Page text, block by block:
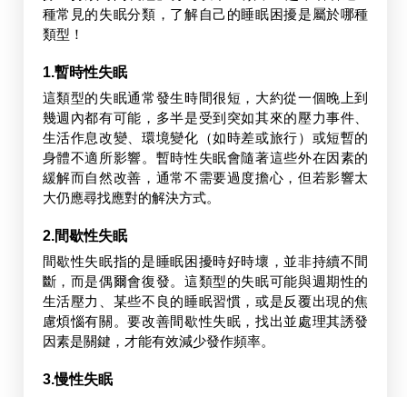
種常見的失眠分類，了解自己的睡眠困擾是屬於哪種
類型！
1.暫時性失眠
這類型的失眠通常發生時間很短，大約從一個晚上到
幾週內都有可能，多半是受到突如其來的壓力事件、
生活作息改變、環境變化（如時差或旅行）或短暫的
身體不適所影響。暫時性失眠會隨著這些外在因素的
緩解而自然改善，通常不需要過度擔心，但若影響太
大仍應尋找應對的解決方式。
2.間歇性失眠
間歇性失眠指的是睡眠困擾時好時壞，並非持續不間
斷，而是偶爾會復發。這類型的失眠可能與週期性的
生活壓力、某些不良的睡眠習慣，或是反覆出現的焦
慮煩惱有關。要改善間歇性失眠，找出並處理其誘發
因素是關鍵，才能有效減少發作頻率。
3.慢性失眠